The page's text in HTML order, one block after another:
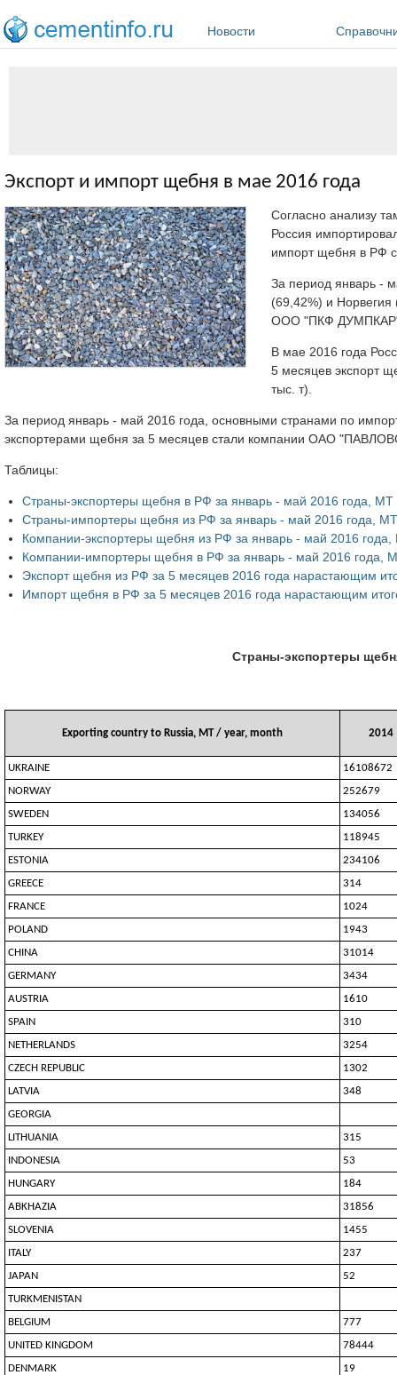
Новости
Экспорт и импорт щебня в мае 2016 года
Согласно анализу
Россия
импорт щебня в РФ
За период январь -
(69,42%) и
ООО "ПКФ
В мае 2016 года
5 месяцев экспорт
тыс. т).
За период январь - май 2016 года, основными странами по
экспортерами щебня за 5 месяцев стали компании ОАО
Таблицы:
Страны-экспортеры щебня в РФ за январь - май 2016 года, МТ
Страны-импортеры щебня из РФ за январь - май 2016 года, МТ
Компании-экспортеры щебня из РФ за январь - май 2016
Компании-импортеры щебня в РФ за январь - май 2016 года,
Экспорт щебня из РФ за 5 месяцев 2016 года нарастающим
Импорт щебня в РФ за 5 месяцев 2016 года нарастающим
Страны-экспортеры
Exporting country to Russia, MT / year, month 2014
UKRAINE
16108672
NORWAY
252679
SWEDEN
134056
TURKEY
118945
ESTONIA
234106
GREECE
314
FRANCE
1024
POLAND
1943
CHINA
31014
GERMANY
3434
AUSTRIA
1610
SPAIN
310
NETHERLANDS
3254
CZECH REPUBLIC
1302
LATVIA
348
GEORGIA
LITHUANIA
315
INDONESIA
53
HUNGARY
184
ABKHAZIA
31856
SLOVENIA
1455
ITALY
237
JAPAN
52
TURKMENISTAN
BELGIUM
777
UNITED KINGDOM
78444
DENMARK
19